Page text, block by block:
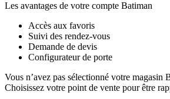
Les avantages de votre compte Batiman
Accès aux favoris
Suivi des rendez-vous
Demande de devis
Configurateur de porte
Vous n’avez pas sélectionné votre
Choisissez votre point de vente pour être